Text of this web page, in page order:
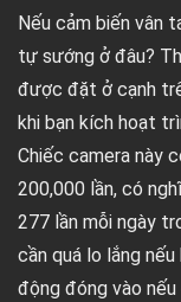
Nếu cảm biến vân
tự sướng ở đâu?
được đặt ở cạnh
khi bạn kích hoạt
Chiếc camera này
200,000 lần, có
277 lần mỗi ngày
cần quá lo lắng
động đóng vào